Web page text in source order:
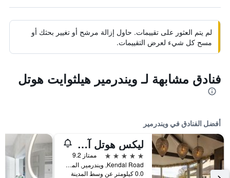
لم يتم العثور على تقييمات. حاول إزالة مرشح أو تغيير بحثك أو
مسح كل شيء لعرض التقييمات.
فنادق مشابهة لـ ويندرمير هيلثوايت هوتل
أفضل الفنادق في ويندرمير
ليكس هوتل آند سبا
5 نجوم
ممتاز 9.2
Kendal Road, ويندرمير, المملكة المتحدة
0.0 كيلومتر عن وسط المدينة